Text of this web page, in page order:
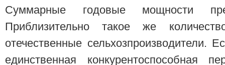
Суммарные годовые мощности
Приблизительно такое же
отечественные сельхозпроизводители.
единственная конкурентоспособная